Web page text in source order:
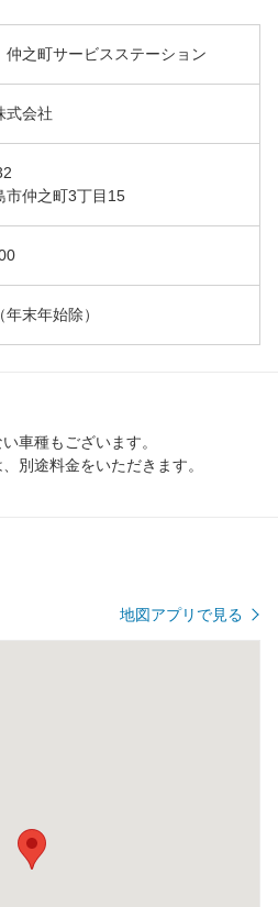
之町サービスステーション
式会社
市仲之町3丁目15
末年始除）
車種もございます。
別途料金をいただきます。
地図アプリで見る